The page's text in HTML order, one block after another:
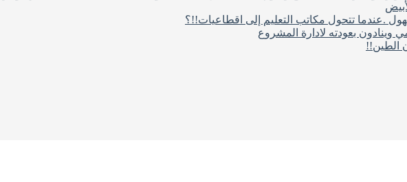
.عندما تتحول مكاتب التعليم إلى اقطاعيات!!؟
وينادون بعودته لادارة المشروع
الطين!!